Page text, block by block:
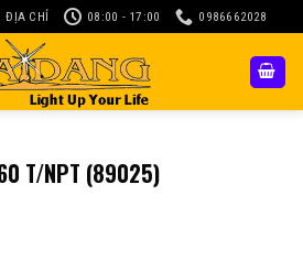
ĐỊA CHỈ 08:00 - 17:00 0986662028
60 T/NPT (89025)